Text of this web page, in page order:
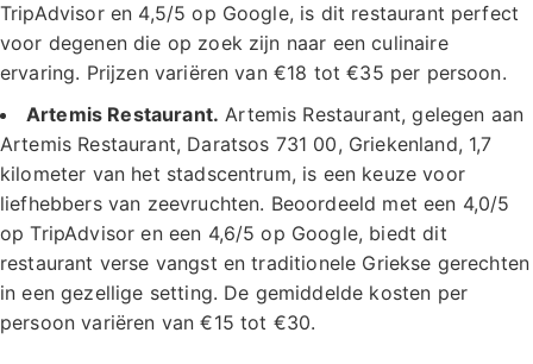
TripAdvisor en 4,5/5 op Google, is dit restaurant perfect
voor degenen die op zoek zijn naar een culinaire
ervaring. Prijzen variëren van €18 tot €35 per persoon.
Artemis Restaurant. Artemis Restaurant, gelegen aan
Artemis Restaurant, Daratsos 731 00, Griekenland, 1,7
kilometer van het stadscentrum, is een keuze voor
liefhebbers van zeevruchten. Beoordeeld met een 4,0/5
op TripAdvisor en een 4,6/5 op Google, biedt dit
restaurant verse vangst en traditionele Griekse gerechten
in een gezellige setting. De gemiddelde kosten per
persoon variëren van €15 tot €30.